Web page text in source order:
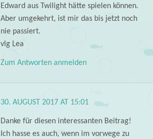
Edward aus Twilight hätte spielen können.
Aber umgekehrt, ist mir das bis jetzt noch
nie passiert.
vlg Lea
Zum Antworten anmelden
30. AUGUST 2017 AT 15:01
Danke für diesen interessanten Beitrag!
Ich hasse es auch, wenn im vorwege zu